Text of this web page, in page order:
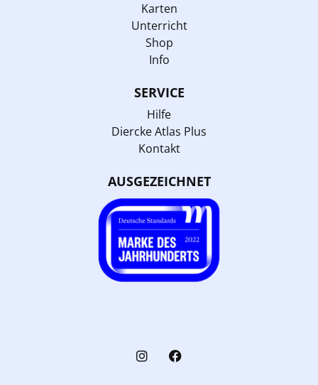
Karten
Unterricht
Shop
Info
SERVICE
Hilfe
Diercke Atlas Plus
Kontakt
AUSGEZEICHNET